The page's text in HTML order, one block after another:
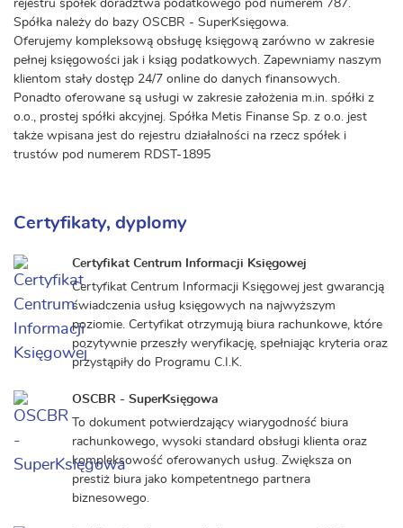
rejestru spółek doradztwa podatkowego pod numerem 787.
Spółka należy do bazy OSCBR - SuperKsięgowa.
Oferujemy kompleksową obsługę księgową zarówno w zakresie
pełnej księgowości jak i ksiąg podatkowych. Zapewniamy naszym
klientom stały dostęp 24/7 online do danych finansowych.
Ponadto oferowane są usługi w zakresie założenia m.in. spółki z
o.o., prostej spółki akcyjnej. Spółka Metis Finanse Sp. z o.o. jest
także wpisana jest do rejestru działalności na rzecz spółek i
trustów pod numerem RDST-1895
Certyfikaty, dyplomy
Certyfikat Centrum Informacji Księgowej
Certyfikat Centrum Informacji Księgowej jest gwarancją
świadczenia usług księgowych na najwyższym
poziomie. Certyfikat otrzymują biura rachunkowe, które
pozytywnie przeszły weryfikację, spełniając kryteria oraz
przystąpiły do Programu C.I.K.
OSCBR - SuperKsięgowa
To dokument potwierdzający wiarygodność biura
rachunkowego, wysoki standard obsługi klienta oraz
kompleksowość oferowanych usług. Zwiększa on
prestiż biura jako kompetentnego partnera
biznesowego.